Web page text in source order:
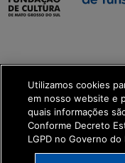
Transformação
get_footer();
Utilizamos cookies
em nosso website e
quais informações
Conforme Decreto
LGPD no Governo